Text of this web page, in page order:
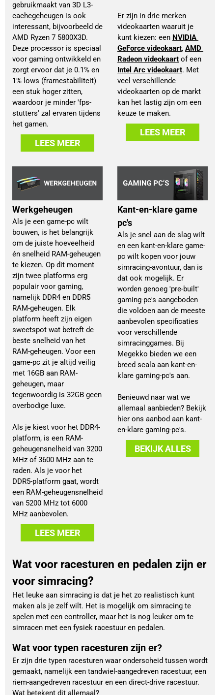
gebruikmaakt van 3D L3-
cachegeheugen is ook
interessant, bijvoorbeeld de
AMD Ryzen 7 5800X3D.
Deze processor is speciaal
voor gaming ontwikkeld en
zorgt ervoor dat je 0.1% en
1% lows (framestabiliteit)
een stuk hoger zitten,
waardoor je minder 'fps-
stutters' zal ervaren tijdens
het gamen.
LEES MEER
Er zijn in drie merken
videokaarten waaruit je
kunt kiezen: een NVIDIA
GeForce videokaart, AMD
Radeon videokaart
Intel Arc videokaart. Met
veel verschillende
videokaarten op de markt
kan het lastig zijn om een
keuze te maken.
LEES MEER
Werkgeheugen
Als je een game-pc wilt
bouwen, is het belangrijk
om de juiste hoeveelheid
én snelheid RAM-geheugen
te kiezen. Op dit moment
zijn twee platforms erg
populair voor gaming,
namelijk DDR4 en DDR5
RAM-geheugen. Elk
platform heeft zijn eigen
sweetspot wat betreft de
beste snelheid van het
RAM-geheugen. Voor een
game-pc zit je altijd veilig
met 16GB aan RAM-
geheugen, maar
tegenwoordig is 32GB geen
overbodige luxe.
Als je kiest voor het DDR4-
platform, is een RAM-
geheugensnelheid van 3200
MHz of 3600 MHz aan te
raden. Als je voor het
DDR5-platform gaat, wordt
een RAM-geheugensnelheid
van 5200 MHz tot 6000
MHz aanbevolen.
LEES MEER
Kant-en-klare game
pc's
Als je snel aan de slag wilt
en een kant-en-klare game-
pc wilt kopen voor jouw
simracing-avontuur, dan is
dat ook mogelijk. Er
worden genoeg 'pre-built'
gaming-pc's aangeboden
die voldoen aan de meeste
aanbevolen specificaties
voor verschillende
simracinggames. Bij
Megekko bieden we een
breed scala aan kant-en-
klare gaming-pc's aan.
Benieuwd naar wat we
allemaal aanbieden? Bekijk
hier ons aanbod aan kant-
en-klare gaming-pc's.
BEKIJK ALLES
Wat voor racesturen en pedalen zijn er
voor simracing?
Het leuke aan simracing is dat je het zo realistisch kunt
maken als je zelf wilt. Het is mogelijk om simracing te
spelen met een controller, maar het is nog leuker om te
simracen met een fysiek racestuur en pedalen.
Wat voor typen racesturen zijn er?
Er zijn drie typen racesturen waar onderscheid tussen wordt
gemaakt, namelijk een tandwiel-aangedreven racestuur, een
riem-aangedreven racestuur en een direct-drive racestuur.
Wat betekent dit allemaal?